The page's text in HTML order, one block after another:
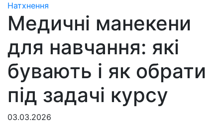
Натхнення
Медичні манекени
для навчання: які
бувають і як обрати
під задачі курсу
03.03.2026